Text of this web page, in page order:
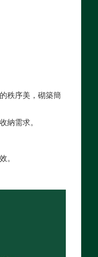
秩序美，砌築簡
納需求。
。